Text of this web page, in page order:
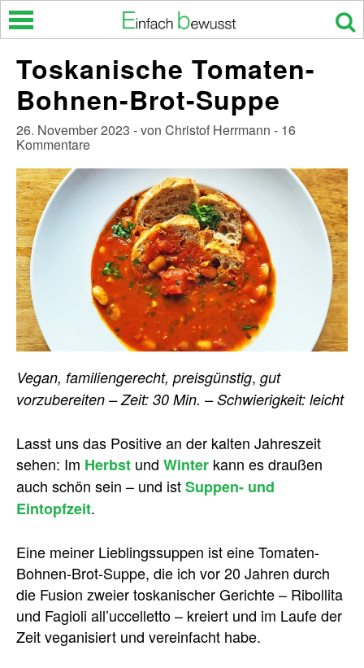
Skip
Toskanische Tomaten-
Bohnen-Brot-Suppe
26. November 2023 - von Christof Herrmann - 16
Kommentare
Vegan, familiengerecht, preisgünstig, gut
vorzubereiten – Zeit: 30 Min. – Schwierigkeit: leicht
Lasst uns das Positive an der kalten Jahreszeit
sehen: Im Herbst und Winter kann es draußen
auch schön sein – und istSuppen- und
Eintopfzeit.
Eine meiner Lieblingssuppen ist eine Tomaten-
Bohnen-Brot-Suppe, die ich vor 20 Jahren durch
die Fusion zweier toskanischer Gerichte – Ribollita
und Fagioli all’uccelletto – kreiert und im Laufe der
Zeit veganisiert und vereinfacht habe.